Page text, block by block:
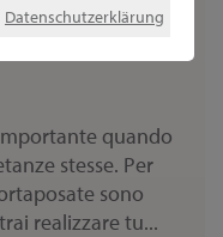
Datenschutzerklärung
della
quando
stesse. Per
sono
realizzare tu...